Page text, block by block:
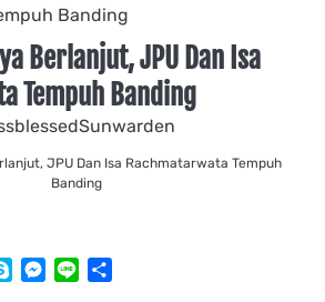
Banding
Berlanjut, JPU Dan Isa
Tempuh Banding
JPU Dan Isa Rachmatarwata Tempuh
Banding
SkypeMessenger
Line